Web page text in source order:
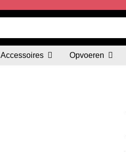
Accessoires Opvoeren